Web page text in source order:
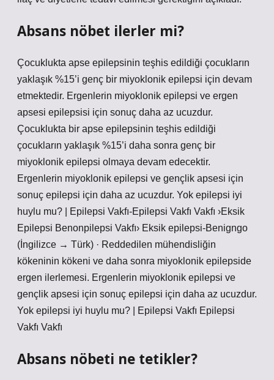
Absans nöbet ilerler mi?
Çocuklukta apse epilepsinin teşhis edildiği çocukların
yaklaşık %15’i genç bir miyoklonik epilepsi için devam
etmektedir. Ergenlerin miyoklonik epilepsi ve ergen
apsesi epilepsisi için sonuç daha az ucuzdur.
Çocuklukta bir apse epilepsinin teşhis edildiği
çocukların yaklaşık %15’i daha sonra genç bir
miyoklonik epilepsi olmaya devam edecektir.
Ergenlerin miyoklonik epilepsi ve gençlik apsesi için
sonuç epilepsi için daha az ucuzdur. Yok epilepsi iyi
huylu mu? | Epilepsi Vakfı-Epilepsi Vakfı Vakfı ›Eksik
Epilepsi Benonpilepsi Vakfı› Eksik epilepsi-Benigngo
(İngilizce → Türk) · Reddedilen mühendisliğin
kökeninin kökeni ve daha sonra miyoklonik epilepside
ergen ilerlemesi. Ergenlerin miyoklonik epilepsi ve
gençlik apsesi için sonuç epilepsi için daha az ucuzdur.
Yok epilepsi iyi huylu mu? | Epilepsi Vakfı Epilepsi
Vakfı Vakfı
Absans nöbeti ne tetikler?